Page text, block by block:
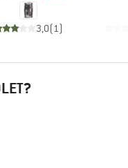
3,0(1 )